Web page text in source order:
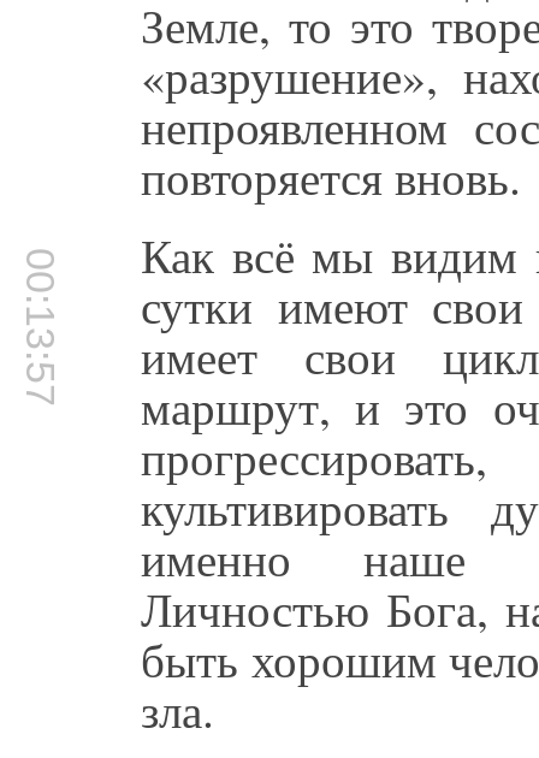
Земле, то это
«разрушение»,
непроявленном
повторяется вновь.
00:13:57 Как всё мы видим
сутки имеют
имеет свои
маршрут, и это
культивировать
именно наше
Личностью Бога,
быть хорошим
зла.